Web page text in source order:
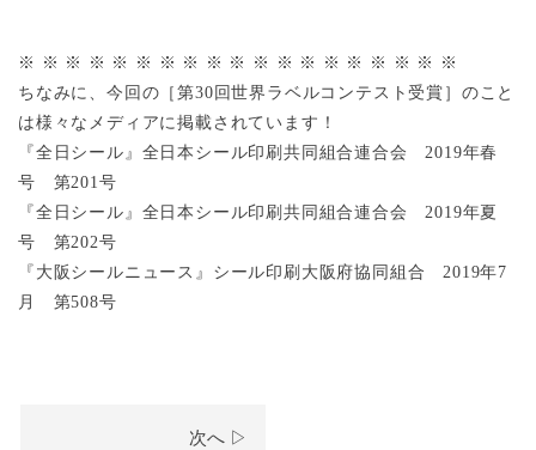
※ ※ ※ ※ ※ ※ ※ ※ ※ ※ ※ ※ ※ ※ ※ ※ ※ ※ ※
ちなみに、今回の［第30回世界ラベルコンテスト受賞］のこと
は様々なメディアに掲載されています！
『全日シール』全日本シール印刷共同組合連合会 2019年春
号 第201号
『全日シール』全日本シール印刷共同組合連合会 2019年夏
号 第202号
『大阪シールニュース』シール印刷大阪府協同組合 2019年7
月 第508号
次へ ▷